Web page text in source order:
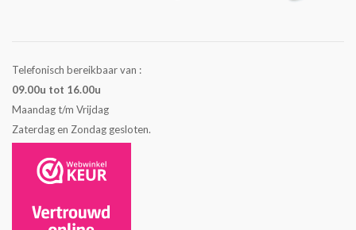
Telefonisch bereikbaar van :
09.00u tot 16.00u
Maandag t/m Vrijdag
Zaterdag en Zondag gesloten.